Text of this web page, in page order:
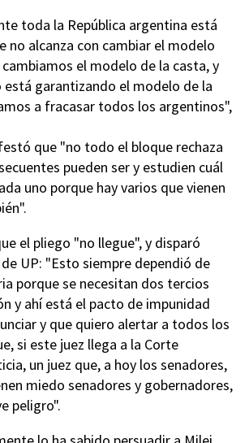
toda la República argentina está
no alcanza con cambiar el modelo
el modelo de la casta, y
está garantizando el modelo de la
a fracasar todos los argentinos",
que "no todo el bloque rechaza
pueden ser y estudien cuál
uno porque hay varios que vienen
el pliego "no llegue", y disparó
UP: "Esto siempre dependió de
porque se necesitan dos tercios
y ahí está el pacto de impunidad
y que quiero alertar a todos los
si este juez llega a la Corte
un juez que, a hoy los senadores,
miedo senadores y gobernadores,
peligro".